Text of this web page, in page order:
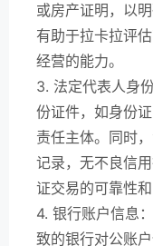
或房产证明，以
有助于拉卡拉评
经营的能力。
3. 法定代表人身
份证件，如身份
责任主体。同时
记录，无不良信
证交易的可靠性和
4. 银行账户信息
致的银行对公账